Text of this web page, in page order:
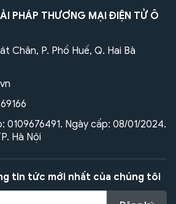
PHÁP THƯƠNG MẠI ĐIỆN TỬ Ô
Chân, P. Phố Huế, Q. Hai Bà
0109676491. Ngày cấp: 08/01/2024.
Hà Nội
tin tức mới nhất của chúng tôi